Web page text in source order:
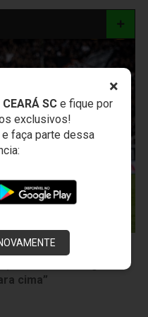
×
SCe fique por
exclusivos!
faça parte dessa
Lucca celebra gol e
cima”